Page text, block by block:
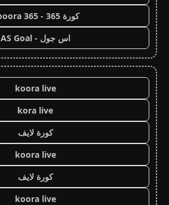
كورة 365 - kooora 365
اس جول - AS Goal
koora live
kora live
كورة لايف
koora live
كورة لايف
koora live